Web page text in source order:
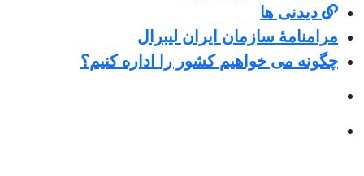
دیدنی ها
مرامنامۀ سازمان ایران لیبرال
چگونه می خواهیم کشور را اداره کنیم؟